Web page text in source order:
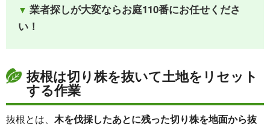
業者探しが大変ならお庭110番にお任せくださ
い！
抜根は切り株を抜いて土地をリセット
する作業
抜根とは、 木を伐採したあとに残った切り株を地面から抜